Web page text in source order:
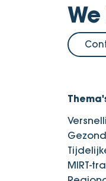
MIRT-